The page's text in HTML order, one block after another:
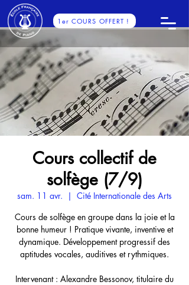
1er COURS OFFERT !
Cours collectif de
solfège (7/9)
sam. 11 avr.
  |
Cité Internationale des Arts
Cours de solfège en groupe dans la joie et la
bonne humeur ! Pratique vivante, inventive et
dynamique. Développement progressif des
aptitudes vocales, auditives et rythmiques.
Intervenant : Alexandre Bessonov, titulaire du